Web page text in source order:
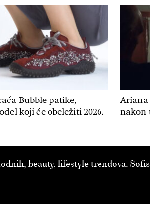
Bubble patike,
koji će obeležiti 2026.
Ariana
nakon
beauty, lifestyle trendova.